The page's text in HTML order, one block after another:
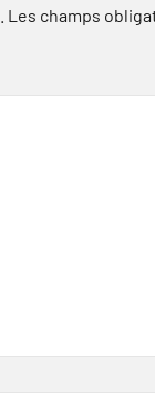
Les champs